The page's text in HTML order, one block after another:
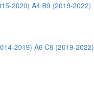
2020) A4 B9 (2019-2022)
2019) A6 C8 (2019-2022)